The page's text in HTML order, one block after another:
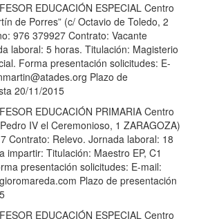
EDUCACIÓN ESPECIAL Centro
de Porres” (c/ Octavio de Toledo, 2
976 379927 Contrato: Vacante
laboral: 5 horas. Titulación: Magisterio
Forma presentación solicitudes: E-
Plazo de
20/11/2015
EDUCACIÓN PRIMARIA Centro
IV el Ceremonioso, 1 ZARAGOZA)
Contrato: Relevo. Jornada laboral: 18
impartir: Titulación: Maestro EP, C1
presentación solicitudes: E-mail:
Plazo de presentación
EDUCACIÓN ESPECIAL Centro